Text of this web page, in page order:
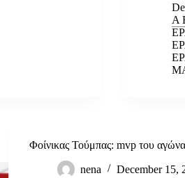
Α
Φοίνικας Τούμπας: mvp του αγώνα
nena
December 15,